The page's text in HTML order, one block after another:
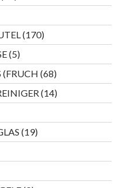
Produkte
170170
Produkte
55
Produkte
6868
Produkte
1414
Produkte
1919
Produkte